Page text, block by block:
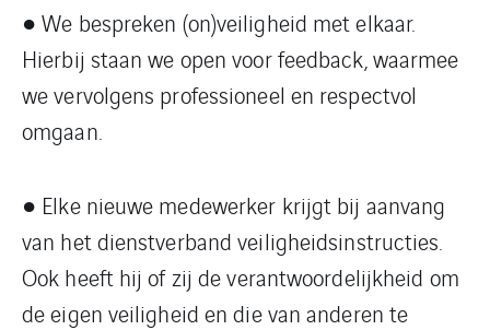
● We bespreken (on)veiligheid met elkaar.
Hierbij staan we open voor feedback, waarmee
we vervolgens professioneel en respectvol
omgaan.
● Elke nieuwe medewerker krijgt bij aanvang
van het dienstverband veiligheidsinstructies.
Ook heeft hij of zij de verantwoordelijkheid om
de eigen veiligheid en die van anderen te